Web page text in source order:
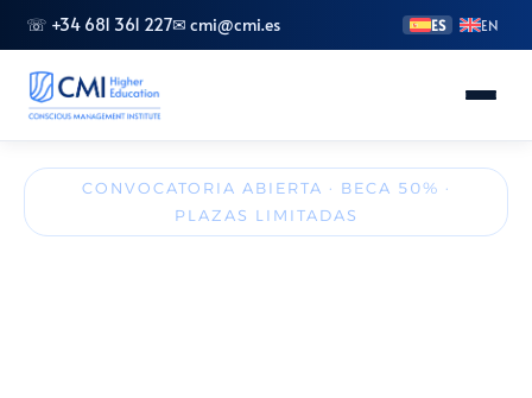
☏ +34 681 361 227✉ cmi@cmi.es ES EN
Conoce CMICONVOCATORIA ABIERTA · BECA 50% ·
PLAZAS LIMITADAS